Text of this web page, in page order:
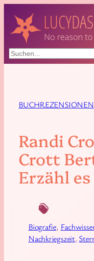
Suchen
BUCHREZENSIONEN
Randi
Crott
Erzähl
Biografie,
Nachkriegszeit,